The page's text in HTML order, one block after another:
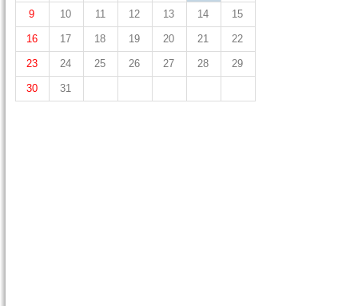
9 10 11 12 13 14 15
16 17 18 19 20 21 22
23 24 25 26 27 28 29
30 31